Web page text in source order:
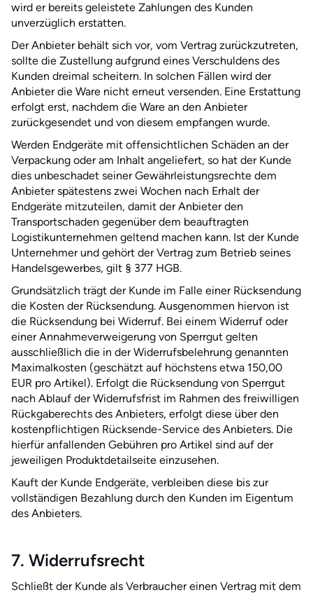
wird er bereits geleistete Zahlungen des Kunden
unverzüglich erstatten.
Der Anbieter behält sich vor, vom Vertrag zurückzutreten,
sollte die Zustellung aufgrund eines Verschuldens des
Kunden dreimal scheitern. In solchen Fällen wird der
Anbieter die Ware nicht erneut versenden. Eine Erstattung
erfolgt erst, nachdem die Ware an den Anbieter
zurückgesendet und von diesem empfangen wurde.
Werden Endgeräte mit offensichtlichen Schäden an der
Verpackung oder am Inhalt angeliefert, so hat der Kunde
dies unbeschadet seiner Gewährleistungsrechte dem
Anbieter spätestens zwei Wochen nach Erhalt der
Endgeräte mitzuteilen, damit der Anbieter den
Transportschaden gegenüber dem beauftragten
Logistikunternehmen geltend machen kann. Ist der Kunde
Unternehmer und gehört der Vertrag zum Betrieb seines
Handelsgewerbes, gilt § 377 HGB.
Grundsätzlich trägt der Kunde im Falle einer Rücksendung
die Kosten der Rücksendung. Ausgenommen hiervon ist
die Rücksendung bei Widerruf. Bei einem Widerruf oder
einer Annahmeverweigerung von Sperrgut gelten
ausschließlich die in der Widerrufsbelehrung genannten
Maximalkosten (geschätzt auf höchstens etwa 150,00
EUR pro Artikel). Erfolgt die Rücksendung von Sperrgut
nach Ablauf der Widerrufsfrist im Rahmen des freiwilligen
Rückgaberechts des Anbieters, erfolgt diese über den
kostenpflichtigen Rücksende-Service des Anbieters. Die
hierfür anfallenden Gebühren pro Artikel sind auf der
jeweiligen Produktdetailseite einzusehen.
Kauft der Kunde Endgeräte, verbleiben diese bis zur
vollständigen Bezahlung durch den Kunden im Eigentum
des Anbieters.
7. Widerrufsrecht
Schließt der Kunde als Verbraucher einen Vertrag mit dem